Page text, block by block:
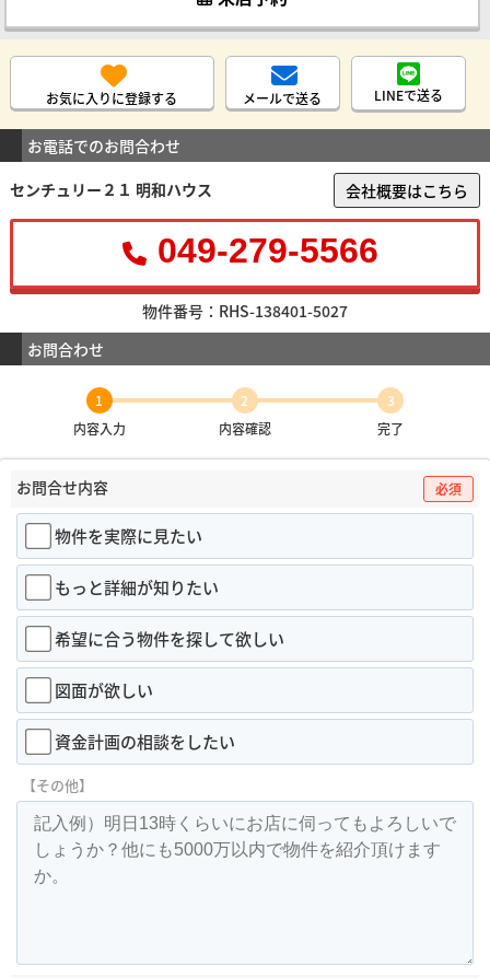
お気に入りに登録する メールで送る LINEで送る
お電話でのお問合わせ
センチュリー２１ 明和ハウス
会社概要はこちら
049-279-5566
物件番号：RHS-138401-5027
お問合わせ
1
内容入力
2
内容確認
3
完了
お問合せ内容 必須
物件を実際に見たい
もっと詳細が知りたい
希望に合う物件を探して欲しい
図面が欲しい
資金計画の相談をしたい
【その他】